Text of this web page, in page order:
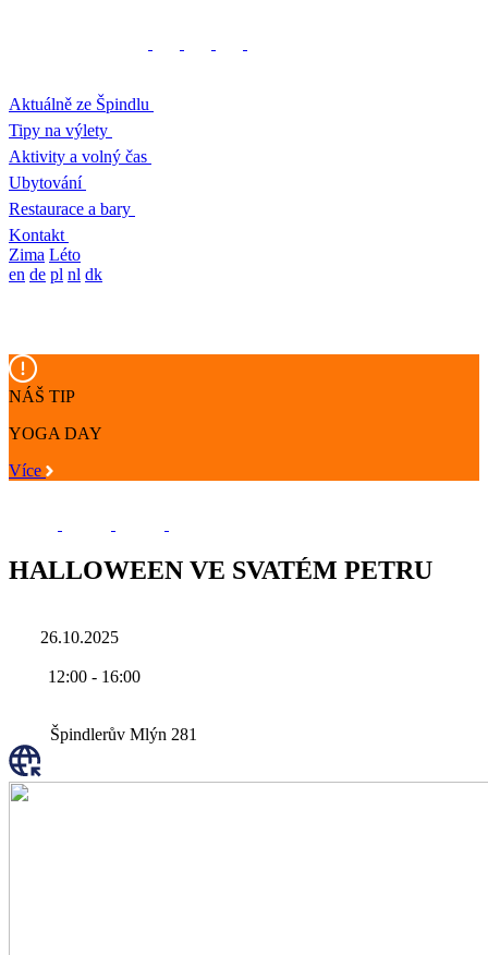
Aktuálně ze Špindlu
Tipy na výlety
Aktivity a volný čas
Ubytování
Restaurace a bary
Kontakt
Zima Léto
en de pl nl dk
NÁŠ TIP
YOGA DAY
Více
HALLOWEEN VE SVATÉM PETRU
26.10.2025
12:00 - 16:00
Špindlerův Mlýn 281